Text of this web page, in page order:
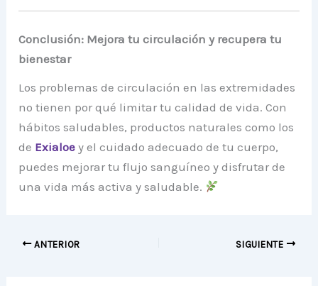
Conclusión: Mejora tu circulación y recupera tu
bienestar
Los problemas de circulación en las extremidades
no tienen por qué limitar tu calidad de vida. Con
hábitos saludables, productos naturales como los
de Exialoe y el cuidado adecuado de tu cuerpo,
puedes mejorar tu flujo sanguíneo y disfrutar de
una vida más activa y saludable.
ANTERIOR SIGUIENTE